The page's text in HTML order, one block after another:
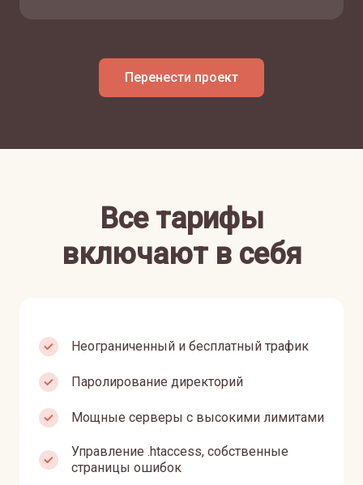
Перенести проект
Все тарифы
включают в себя
Неограниченный и бесплатный трафик
Паролирование директорий
Мощные серверы с высокими лимитами
Управление .htaccess, собственные
страницы ошибок